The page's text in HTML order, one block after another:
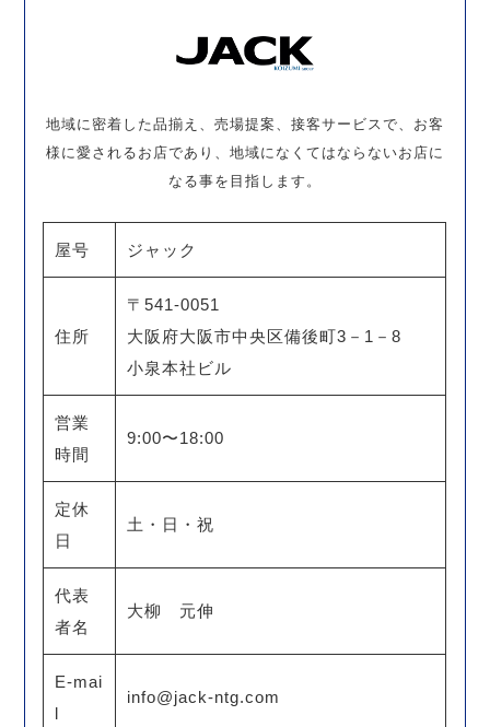
地域に密着した品揃え、売場提案、接客サービスで、お客
様に愛されるお店であり、地域になくてはならないお店に
なる事を目指します。
屋号 ジャック
住所
〒541-0051
大阪府大阪市中央区備後町3－1－8
小泉本社ビル
営業
時間
9:00〜18:00
定休
日
土・日・祝
代表
者名
大柳 元伸
E-mai
l
info@jack-ntg.com